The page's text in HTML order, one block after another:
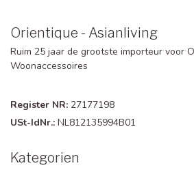
Orientique - Asianliving
Ruim 25 jaar de grootste importeur voor
Woonaccessoires
Register NR: 27177198
USt-IdNr.: NL812135994B01
Kategorien